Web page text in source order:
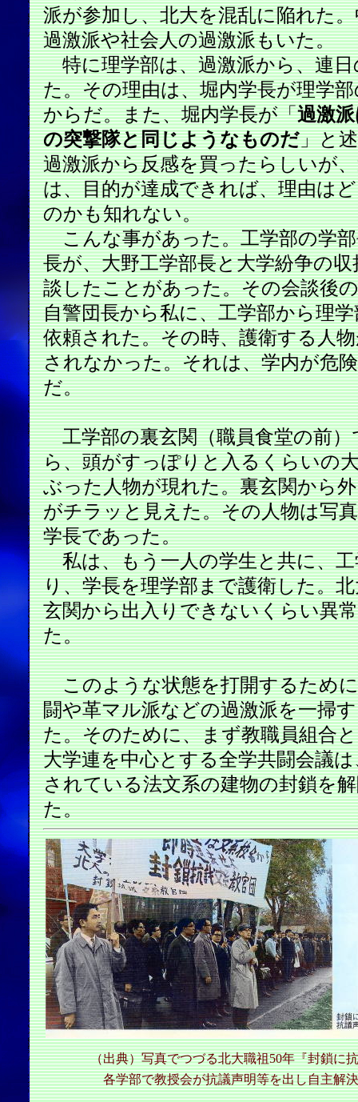
派が参加し、北大を混乱に陥れた
過激派や社会人の過激派もいた。
特に理学部は、過激派から、連日
た。その理由は、堀内学長が理学
からだ。また、堀内学長が「過激
の突撃隊と同じようなものだ」と
過激派から反感を買ったらしいが
は、目的が達成できれば、理由は
のかも知れない。
こんな事があった。工学部の学部
長が、大野工学部長と大学紛争の
談したことがあった。その会談後
自警団長から私に、工学部から理
依頼された。その時、護衛する人
されなかった。それは、学内が危
だ。
工学部の裏玄関（職員食堂の前）
ら、頭がすっぽりと入るくらいの
ぶった人物が現れた。裏玄関から
がチラッと見えた。その人物は写
学長であった。
私は、もう一人の学生と共に、工
り、学長を理学部まで護衛した。
玄関から出入りできないくらい異
た。
このような状態を打開するために
闘や革マル派などの過激派を一掃
た。そのために、まず教職員組合
大学連を中心とする全学共闘会議
されている法文系の建物の封鎖を
た。
（出典）写真でつづる北大職祖50年『封鎖に
各学部で教授会が抗議声明等を出し自主解